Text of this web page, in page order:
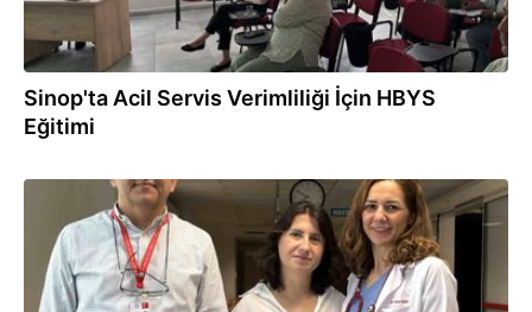
Sinop'ta Acil Servis Verimliliği İçin HBYS
Eğitimi
21.06.2026